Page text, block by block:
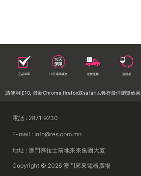
正品保障 10天保障服務 送貨服務 落樓易
請使用IE10, 最新Chrome,firefox或safari以獲得最佳瀏覽效果
電話 : 2871 9230
E-mail : info@res.com.mo
地址 : 澳門慕拉士前地來來集團大廈
Copyright © 2026 澳門來來電器廣場